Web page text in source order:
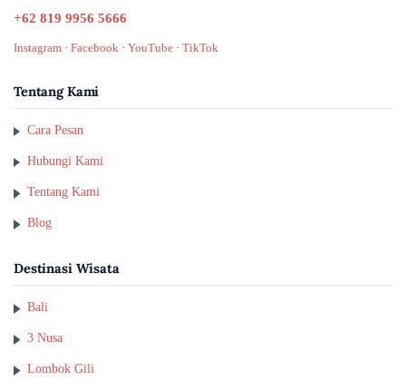
+62 819 9956 5666
Instagram · Facebook · YouTube · TikTok
Tentang Kami
Cara Pesan
Hubungi Kami
Tentang Kami
Blog
Destinasi Wisata
Bali
3 Nusa
Lombok Gili